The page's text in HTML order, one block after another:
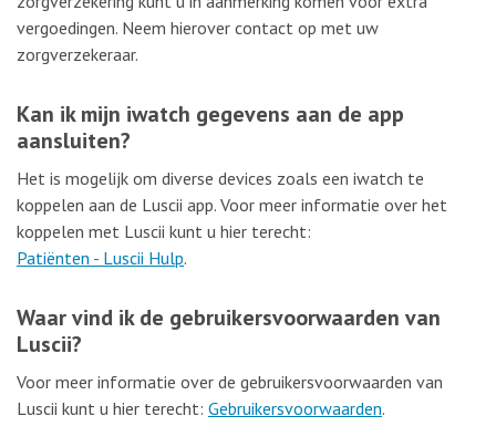
vergoedingen. Neem hierover contact op met uw
zorgverzekeraar.
Kan ik mijn iwatch gegevens aan de app
aansluiten?
Het is mogelijk om diverse devices zoals een iwatch te
koppelen aan de Luscii app. Voor meer informatie over het
koppelen met Luscii kunt u hier terecht:
Patiënten - Luscii Hulp.
Waar vind ik de gebruikersvoorwaarden van
Luscii?
Voor meer informatie over de gebruikersvoorwaarden van
Luscii kunt u hier terecht: Gebruikersvoorwaarden.